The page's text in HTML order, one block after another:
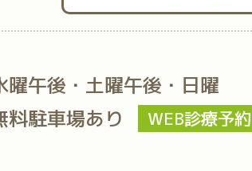
曜午後・土曜午後・日曜
料駐車場あり WEB診療予約